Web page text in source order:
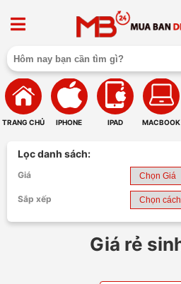
TRANG CHỦ IPHONE IPAD MACBOOK
Lọc danh sách:
Giá
Sắp xếp
Giá rẻ